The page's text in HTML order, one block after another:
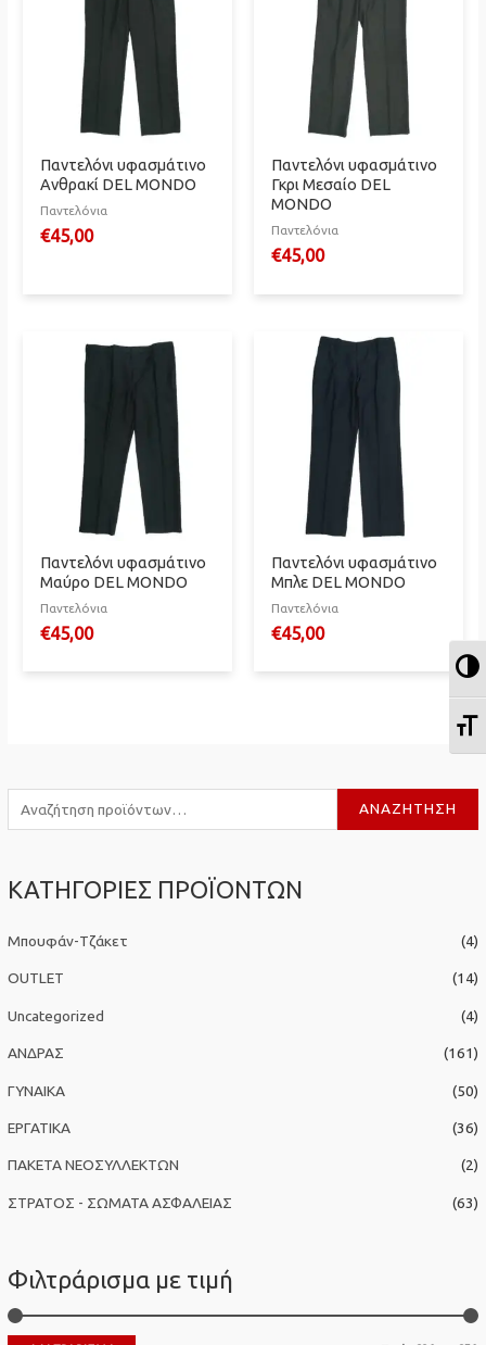
ν
ζ
τ
η
ι
α
ΑΝΑΖΉΤΗΣΗ
ΚΑΤΗΓΟΡΙΕΣ ΠΡΟΪΟΝΤΩΝ
Μπουφάν-Τζάκετ (4)
OUTLET (14)
Uncategorized (4)
ΑΝΔΡΑΣ (161)
ΓΥΝΑΙΚΑ (50)
ΕΡΓΑΤΙΚΑ (36)
ΠΑΚΕΤΑ ΝΕΟΣΥΛΛΕΚΤΩΝ (2)
ΣΤΡΑΤΟΣ - ΣΩΜΑΤΑ ΑΣΦΑΛΕΙΑΣ (63)
Φιλτράρισμα με τιμή
Παντελόνι υφασμάτινο
Ανθρακί DEL MONDO
Παντελόνια
€45,00
Παντελόνι υφασμάτινο
Γκρι Μεσαίο DEL
MONDO
Παντελόνια
€45,00
Παντελόνι υφασμάτινο
Μαύρο DEL MONDO
Παντελόνια
€45,00
Παντελόνι υφασμάτινο
Μπλε DEL MONDO
Παντελόνια
€45,00